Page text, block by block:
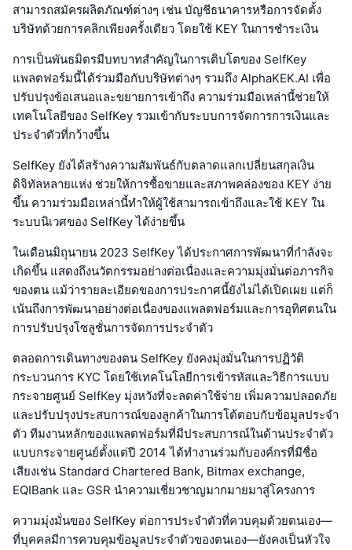
สามารถสมัครผลิตภัณฑ์ต่างๆ เช่น บัญชีธนาคารหรือการจัดตั้ง
บริษัทด้วยการคลิกเพียงครั้งเดียว โดยใช้ KEY ในการชำระเงิน
การเป็นพันธมิตรมีบทบาทสำคัญในการเติบโตของ SelfKey
แพลตฟอร์มนี้ได้ร่วมมือกับบริษัทต่างๆ รวมถึง AlphaKEK.AI เพื่อ
ปรับปรุงข้อเสนอและขยายการเข้าถึง ความร่วมมือเหล่านี้ช่วยให้
เทคโนโลยีของ SelfKey รวมเข้ากับระบบการจัดการการเงินและ
ประจำตัวที่กว้างขึ้น
SelfKey ยังได้สร้างความสัมพันธ์กับตลาดแลกเปลี่ยนสกุลเงิน
ดิจิทัลหลายแห่ง ช่วยให้การซื้อขายและสภาพคล่องของ KEY ง่าย
ขึ้น ความร่วมมือเหล่านี้ทำให้ผู้ใช้สามารถเข้าถึงและใช้ KEY ใน
ระบบนิเวศของ SelfKey ได้ง่ายขึ้น
ในเดือนมิถุนายน 2023 SelfKey ได้ประกาศการพัฒนาที่กำลังจะ
เกิดขึ้น แสดงถึงนวัตกรรมอย่างต่อเนื่องและความมุ่งมั่นต่อภารกิจ
ของตน แม้ว่ารายละเอียดของการประกาศนี้ยังไม่ได้เปิดเผย แต่ก็
เน้นถึงการพัฒนาอย่างต่อเนื่องของแพลตฟอร์มและการอุทิศตนใน
การปรับปรุงโซลูชั่นการจัดการประจำตัว
ตลอดการเดินทางของตน SelfKey ยังคงมุ่งมั่นในการปฏิวัติ
กระบวนการ KYC โดยใช้เทคโนโลยีการเข้ารหัสและวิธีการแบบ
กระจายศูนย์ SelfKey มุ่งหวังที่จะลดค่าใช้จ่าย เพิ่มความปลอดภัย
และปรับปรุงประสบการณ์ของลูกค้าในการโต้ตอบกับข้อมูลประจำ
ตัว ทีมงานหลักของแพลตฟอร์มที่มีประสบการณ์ในด้านประจำตัว
แบบกระจายศูนย์ตั้งแต่ปี 2014 ได้ทำงานร่วมกับองค์กรที่มีชื่อ
เสียงเช่น Standard Chartered Bank, Bitmax exchange,
EQIBank และ GSR นำความเชี่ยวชาญมากมายมาสู่โครงการ
ความมุ่งมั่นของ SelfKey ต่อการประจำตัวที่ควบคุมด้วยตนเอง—
ที่บุคคลมีการควบคุมข้อมูลประจำตัวของตนเอง—ยังคงเป็นหัวใจ